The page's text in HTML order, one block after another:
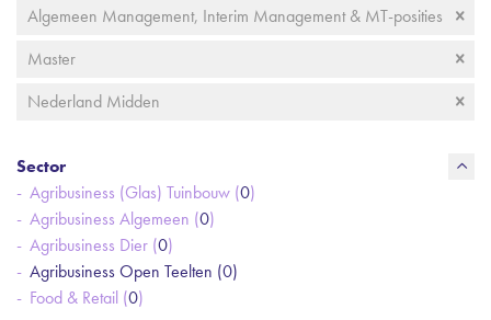
Algemeen Management, Interim Management & MT-posities
Master
Nederland Midden
Sector
Agribusiness (Glas) Tuinbouw (0)
Agribusiness Algemeen (0)
Agribusiness Dier (0)
Agribusiness Open Teelten (0)
Food & Retail (0)